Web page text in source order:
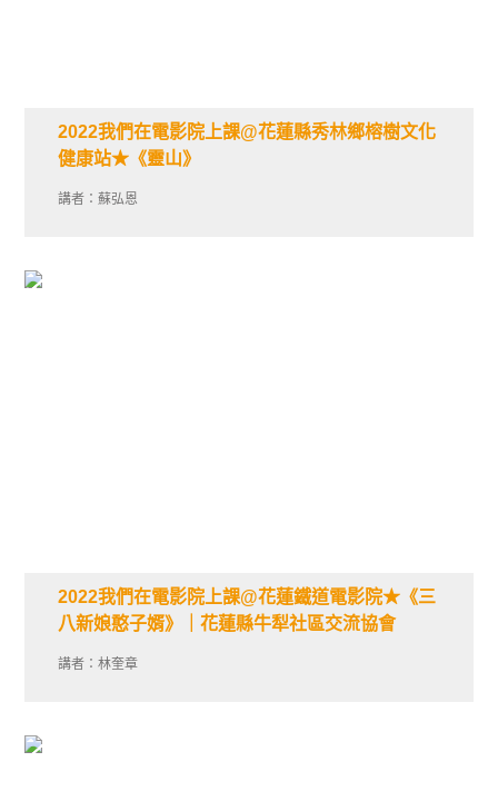
2022我們在電影院上課@花蓮縣秀林鄉榕樹文化
健康站★《靈山》
講者：蘇弘恩
2022我們在電影院上課@花蓮鐵道電影院★《三
八新娘憨子婿》｜花蓮縣牛犁社區交流協會
講者：林奎章